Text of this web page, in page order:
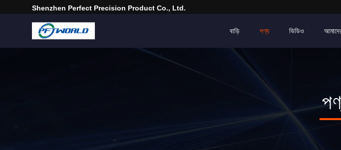
Shenzhen Perfect Precision Product Co., Ltd.
বাড়ি পণ্য ভিডিও